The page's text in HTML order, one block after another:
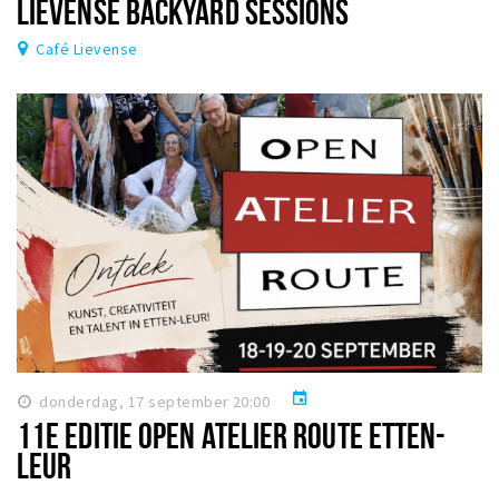
LIEVENSE BACKYARD SESSIONS
Café Lievense
donderdag, 17 september 20:00 event
11E EDITIE OPEN ATELIER ROUTE ETTEN-
LEUR